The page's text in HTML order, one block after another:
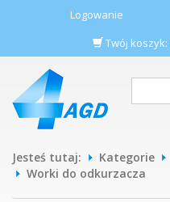
Logowanie
Twój koszyk:
Jesteś tutaj: Kategorie
Worki do odkurzacza